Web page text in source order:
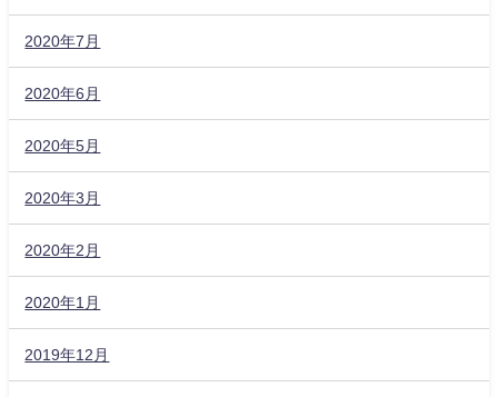
2020年7月
2020年6月
2020年5月
2020年3月
2020年2月
2020年1月
2019年12月